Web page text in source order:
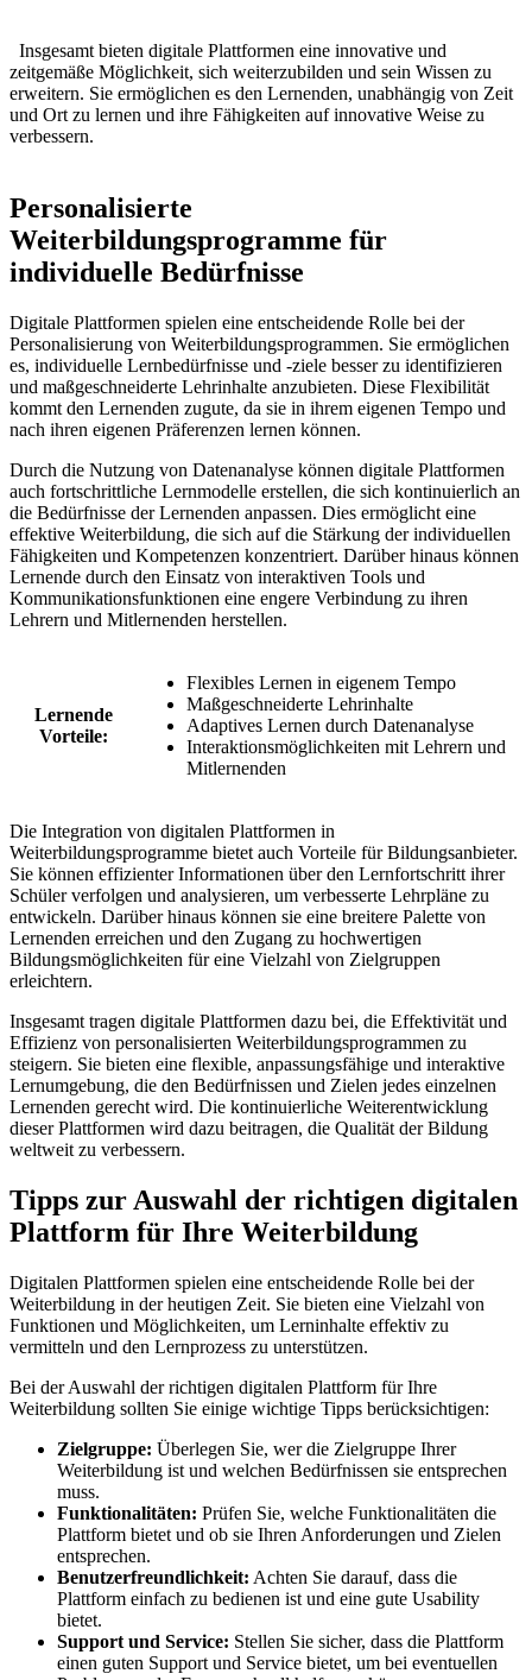
⁣ ‍ Insgesamt bieten digitale Plattformen eine‌ innovative und
⁣zeitgemäße Möglichkeit,‍ sich ⁢weiterzubilden und sein Wissen zu
erweitern.‍ Sie ⁢ermöglichen es den Lernenden, unabhängig von ⁤Zeit⁣
und ⁢Ort‍ zu lernen⁢ und ihre Fähigkeiten ‍auf innovative ‍Weise zu
verbessern.
Personalisierte⁢
Weiterbildungsprogramme für
individuelle Bedürfnisse
Digitale Plattformen spielen eine entscheidende⁤ Rolle bei der⁢
Personalisierung ⁢von⁣ Weiterbildungsprogrammen. Sie ermöglichen
es, ‍individuelle Lernbedürfnisse und⁢ -ziele besser ⁣zu identifizieren
und‌ maßgeschneiderte ⁣Lehrinhalte anzubieten. Diese Flexibilität
kommt den Lernenden⁣ zugute,⁣ da‍ sie in⁤ ihrem eigenen Tempo⁤ und
nach ihren eigenen⁤ Präferenzen lernen können.
Durch die Nutzung von Datenanalyse ⁢können ⁤digitale Plattformen
auch​ fortschrittliche ​Lernmodelle erstellen, die sich kontinuierlich an
die Bedürfnisse ‌der‍ Lernenden anpassen. Dies ‌ermöglicht eine
effektive Weiterbildung, die sich auf die Stärkung der individuellen
Fähigkeiten und Kompetenzen konzentriert. Darüber ⁢hinaus können
Lernende durch den Einsatz von interaktiven ⁤Tools und
Kommunikationsfunktionen eine engere Verbindung zu ihren
Lehrern und ⁢Mitlernenden herstellen.
Lernende
Vorteile:
Flexibles Lernen in eigenem Tempo
Maßgeschneiderte Lehrinhalte
Adaptives Lernen durch Datenanalyse
Interaktionsmöglichkeiten ‍mit Lehrern und⁣
Mitlernenden
Die Integration von digitalen Plattformen in
‍Weiterbildungsprogramme ​bietet auch‌ Vorteile für Bildungsanbieter.
Sie können ⁢effizienter Informationen​ über den⁤ Lernfortschritt ihrer‌
Schüler verfolgen und analysieren,‌ um verbesserte Lehrpläne ‍zu‌
entwickeln. Darüber hinaus ​können ‍sie eine breitere ‍Palette von
Lernenden erreichen und den Zugang zu hochwertigen⁣
Bildungsmöglichkeiten für eine ‌Vielzahl ‌von⁣ Zielgruppen
erleichtern.
Insgesamt tragen‍ digitale Plattformen dazu bei, die ⁢Effektivität und
Effizienz von personalisierten‍ Weiterbildungsprogrammen zu ​
steigern. ​Sie bieten⁤ eine flexible, anpassungsfähige und ​interaktive
Lernumgebung, die⁢ den Bedürfnissen und Zielen jedes einzelnen
‌Lernenden gerecht wird. Die kontinuierliche Weiterentwicklung
dieser Plattformen wird ⁢dazu beitragen, ​die Qualität der Bildung
weltweit ⁢zu ‌verbessern.
Tipps zur Auswahl der richtigen digitalen
Plattform für Ihre Weiterbildung
Digitalen Plattformen spielen eine entscheidende Rolle ⁣bei der
Weiterbildung in der​ heutigen Zeit. Sie bieten ‍eine ​Vielzahl von
Funktionen⁢ und ​Möglichkeiten, um Lerninhalte effektiv‌ zu
‌vermitteln ​und den Lernprozess zu unterstützen.
Bei der Auswahl der richtigen digitalen Plattform für ⁤Ihre
Weiterbildung sollten Sie einige ⁤wichtige Tipps berücksichtigen:
Zielgruppe: ⁣Überlegen⁢ Sie, wer die ​Zielgruppe Ihrer
Weiterbildung ist und welchen Bedürfnissen sie entsprechen
muss.
Funktionalitäten: Prüfen Sie, welche Funktionalitäten‌ die
Plattform ⁤bietet und ob sie Ihren Anforderungen ⁣und Zielen
entsprechen.
Benutzerfreundlichkeit: Achten ​Sie darauf, dass die
Plattform einfach⁣ zu ⁢bedienen ist und eine gute Usability
bietet.
Support und Service: Stellen ​Sie sicher, ⁢dass‍ die ‌Plattform
‌einen guten Support und Service bietet,‌ um ⁣bei eventuellen